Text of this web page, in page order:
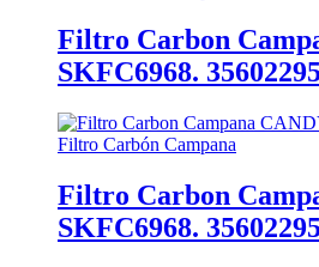
Filtro Carbon
SKFC6968.
Filtro Carbón Campana
Filtro Carbon
SKFC6968.